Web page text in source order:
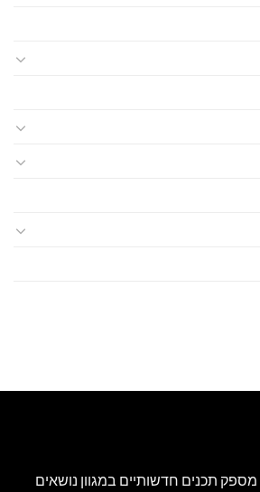
מספק תכנים חדשותיים במגוון נושאים